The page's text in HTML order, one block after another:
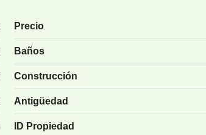
Precio
Baños
Construcción
Antigüedad
ID Propiedad